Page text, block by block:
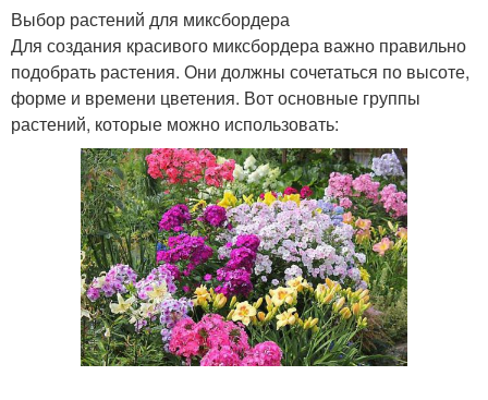
Выбор растений для миксбордера
Для создания красивого миксбордера важно правильно
подобрать растения. Они должны сочетаться по высоте,
форме и времени цветения. Вот основные группы
растений, которые можно использовать: